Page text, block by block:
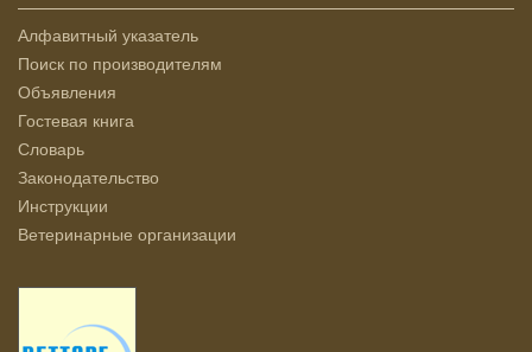
Алфавитный указатель
Поиск по производителям
Объявления
Гостевая книга
Словарь
Законодательство
Инструкции
Ветеринарные организации